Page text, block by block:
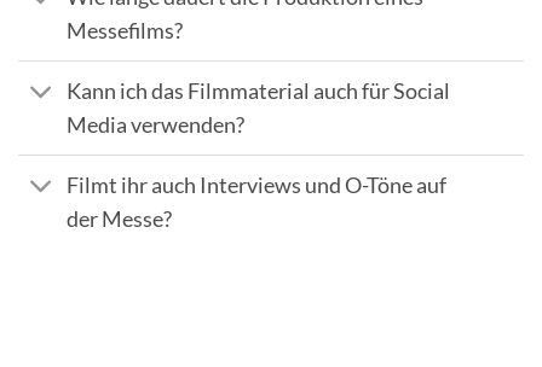
Messefilms?
Kann ich das Filmmaterial auch für Social
Media verwenden?
Filmt ihr auch Interviews und O-Töne auf
der Messe?